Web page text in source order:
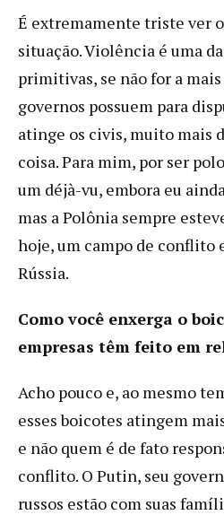
É extremamente triste ver
situação. Violência é uma
primitivas, se não for a
governos possuem para
atinge os civis, muito mais
coisa. Para mim, por ser
um déjà-vu, embora eu
mas a Polônia sempre
hoje, um campo de conflito
Rússia.
Como você enxerga o
empresas têm feito em
Acho pouco e, ao mesmo
esses boicotes atingem
e não quem é de fato
conflito. O Putin, seu
russos estão com suas